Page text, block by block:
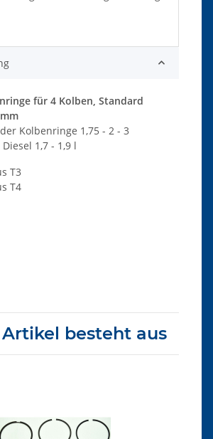
für 4 Kolben, Standard
Kolbenringe 1,75 - 2 - 3
1,7 - 1,9 l
T3
T4
besteht aus